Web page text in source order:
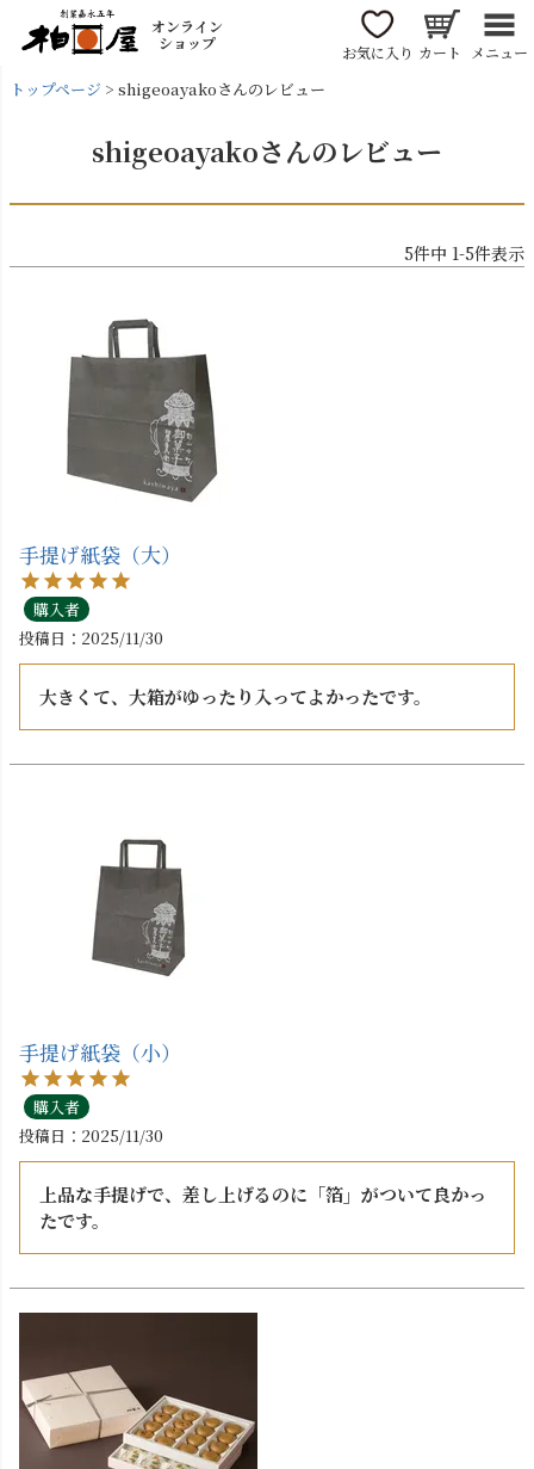
オンライン
ショップ
お気に入り カート メニュー
トップページ shigeoayakoさんのレビュー
shigeoayakoさんのレビュー
5件中 1-5件表示
手提げ紙袋（大）
購入者
投稿日
2025/11/30
大きくて、大箱がゆったり入ってよかったです。
手提げ紙袋（小）
購入者
投稿日
2025/11/30
上品な手提げで、差し上げるのに「箔」がついて良かっ
たです。